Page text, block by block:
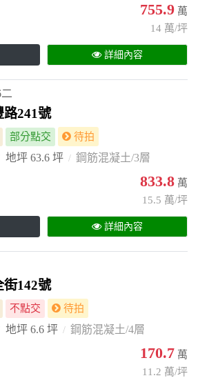
755.9 萬
14 萬/坪
詳細內容
路241號
部分點交 待拍
地坪 63.6 坪 鋼筋混凝土/3層
833.8 萬
15.5 萬/坪
詳細內容
街142號
不點交 待拍
地坪 6.6 坪 鋼筋混凝土/4層
170.7 萬
11.2 萬/坪